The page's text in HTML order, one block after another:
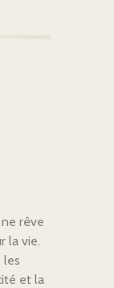
rêve
la vie.
les
et la